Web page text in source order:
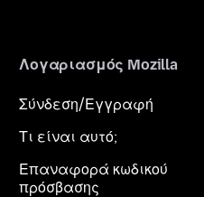
Λογαριασμός Mozilla
Σύνδεση/Εγγραφή
Τι είναι αυτό;
Επαναφορά κωδικού
πρόσβασης